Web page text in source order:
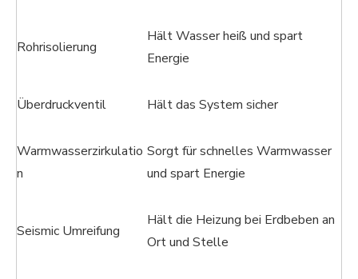
Rohrisolierung
Hält Wasser heiß und spart
Energie
Überdruckventil Hält das System sicher
Warmwasserzirkulatio
n
Sorgt für schnelles Warmwasser
und spart Energie
Seismic Umreifung
Hält die Heizung bei Erdbeben an
Ort und Stelle